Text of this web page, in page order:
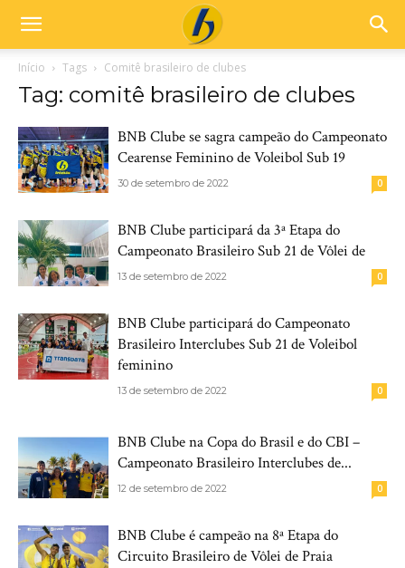
Início Tags Comitê brasileiro de clubes
Tag: comitê brasileiro de clubes
BNB Clube se sagra campeão do Campeonato
Cearense Feminino de Voleibol Sub 19
30 de setembro de 2022 0
BNB Clube participará da 3ª Etapa do
Campeonato Brasileiro Sub 21 de Vôlei de
13 de setembro de 2022 0
BNB Clube participará do Campeonato
Brasileiro Interclubes Sub 21 de Voleibol
feminino
13 de setembro de 2022 0
BNB Clube na Copa do Brasil e do CBI –
Campeonato Brasileiro Interclubes de...
12 de setembro de 2022 0
BNB Clube é campeão na 8ª Etapa do
Circuito Brasileiro de Vôlei de Praia